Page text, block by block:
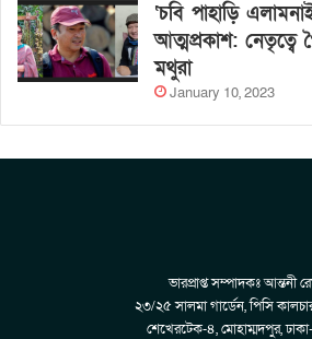
‘চবি পাহাড়ি
আত্মপ্রকাশ: নেতৃত্বে
মথুরা
January 10, 2023
ভারপ্রাপ্ত সম্পাদকঃ আন্তনী
২৩/২৫ সালমা গার্ডেন, পিসি
শেখেরটেক-৪, মোহাম্মদপুর,